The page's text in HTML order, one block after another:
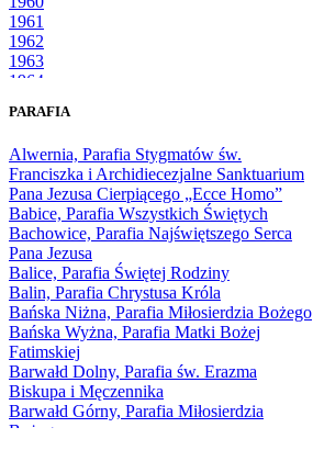
1961
1962
1963
1964
1966
1968
1969
1970
1971
1972
1973
1974
1975
1976
1977
1978
1979
1980
1981
PARAFIA
Alwernia, Parafia Stygmatów św.
Franciszka i Archidiecezjalne Sanktuarium
Pana Jezusa Cierpiącego „Ecce Homo”
Babice, Parafia Wszystkich Świętych
Bachowice, Parafia Najświętszego Serca
Pana Jezusa
Balice, Parafia Świętej Rodziny
Balin, Parafia Chrystusa Króla
Bańska Niżna, Parafia Miłosierdzia Bożego
Bańska Wyżna, Parafia Matki Bożej
Fatimskiej
Barwałd Dolny, Parafia św. Erazma
Biskupa i Męczennika
Barwałd Górny, Parafia Miłosierdzia
Bożego